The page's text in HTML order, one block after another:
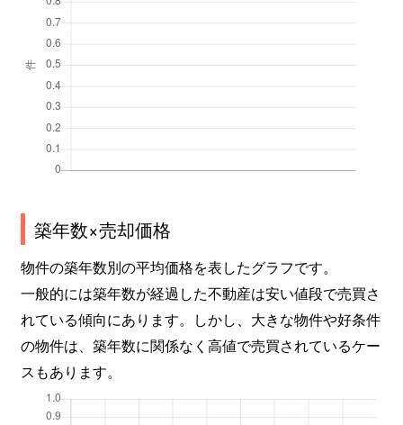
築年数×売却価格
物件の築年数別の平均価格を表したグラフです。
一般的には築年数が経過した不動産は安い値段で売買さ
れている傾向にあります。しかし、大きな物件や好条件
の物件は、築年数に関係なく高値で売買されているケー
スもあります。